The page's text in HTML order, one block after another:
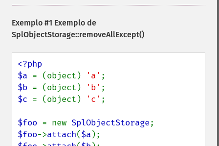
Exemplo #1 Exemplo de
SplObjectStorage::removeAllExcept()
<?php
$a = (object) 'a'
$b = (object) 'b'
$c = (object) 'c' ;
$foo = new SplObjectStorage
$foo->attach($a